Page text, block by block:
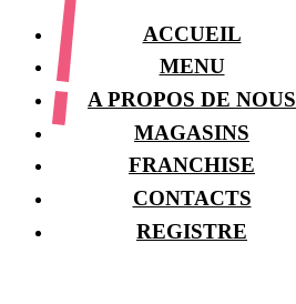
ACCUEIL
MENU
A PROPOS DE NOUS
MAGASINS
FRANCHISE
CONTACTS
REGISTRE